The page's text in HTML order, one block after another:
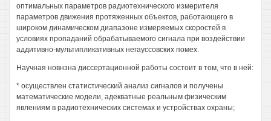
оптимальных параметров радиотехнического измерителя
параметров движения протяженных объектов, работающего в
широком динамическом диапазоне измеряемых скоростей в
условиях пропаданий обрабатываемого сигнала при воздействии
аддитивно-мультипликативных негауссовских помех.
Научная новнзна диссертационной работы состоит в том, что в ней:
* осуществлен статистический анализ сигналов и получены
математические модели, адекватные реальным физическим
явлениям в радиотехнических системах и устройствах охраны;